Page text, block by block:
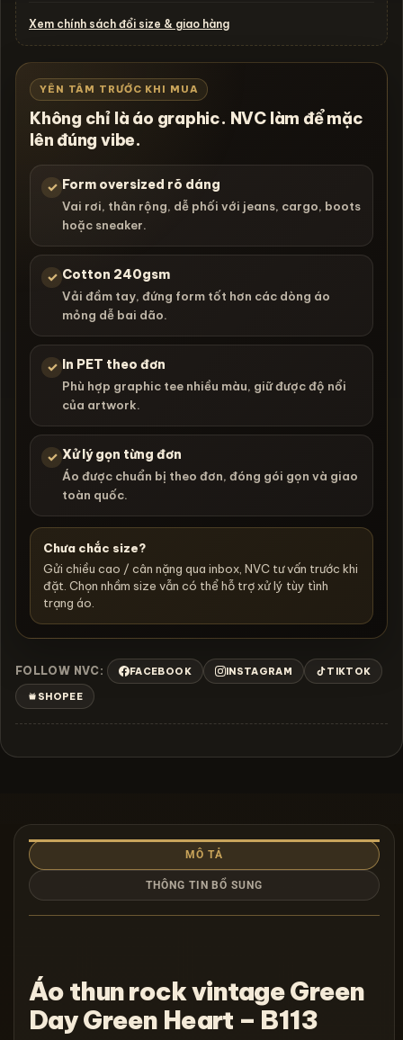
Xem chính sách đổi size & giao hàng
YÊN TÂM TRƯỚC KHI MUA
Không chỉ là áo graphic. NVC làm để mặc
lên đúng vibe.
✓ Form oversized rõ dáng
Vai rơi, thân rộng, dễ phối với jeans, cargo, boots
hoặc sneaker.
✓ Cotton 240gsm
Vải đầm tay, đứng form tốt hơn các dòng áo
mỏng dễ bai dão.
✓ In PET theo đơn
Phù hợp graphic tee nhiều màu, giữ được độ nổi
của artwork.
✓ Xử lý gọn từng đơn
Áo được chuẩn bị theo đơn, đóng gói gọn và giao
toàn quốc.
Chưa chắc size?
Gửi chiều cao / cân nặng qua inbox, NVC tư vấn trước khi
đặt. Chọn nhầm size vẫn có thể hỗ trợ xử lý tùy tình
trạng áo.
FOLLOW NVC: FACEBOOK INSTAGRAM
TIKTOK
SHOPEE
MÔ TẢ
THÔNG TIN BỔ SUNG
Áo thun rock vintage Green
Day Green Heart – B113